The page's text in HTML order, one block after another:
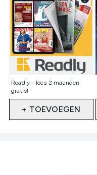
Readly - lees 2 maanden
gratis!
Niet geselecteerd
+ TOEVOEGEN